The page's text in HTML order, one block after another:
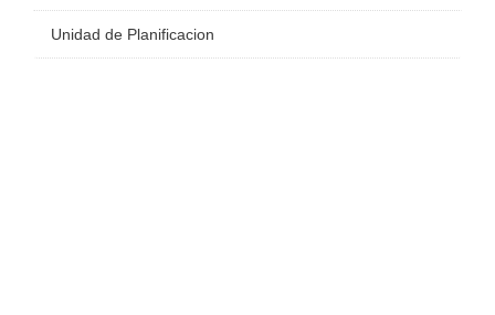
Unidad de Planificacion